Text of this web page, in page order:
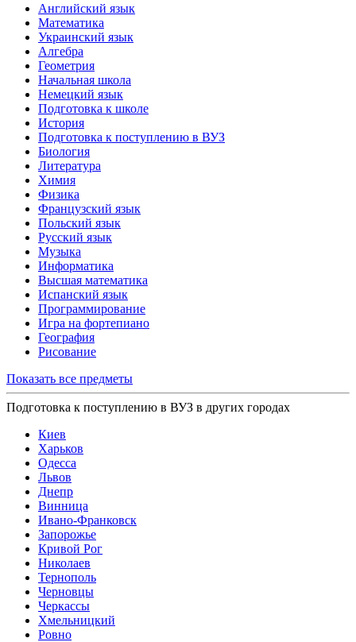
Английский язык
Математика
Украинский язык
Алгебра
Геометрия
Начальная школа
Немецкий язык
Подготовка к школе
История
Подготовка к поступлению в ВУЗ
Биология
Литература
Химия
Физика
Французский язык
Польский язык
Русский язык
Музыка
Информатика
Высшая математика
Испанский язык
Программирование
Игра на фортепиано
География
Рисование
Показать все предметы
Подготовка к поступлению в ВУЗ в других городах
Киев
Харьков
Одесса
Львов
Днепр
Винница
Ивано-Франковск
Запорожье
Кривой Рог
Николаев
Тернополь
Черновцы
Черкассы
Хмельницкий
Ровно